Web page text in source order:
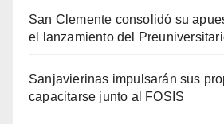
San Clemente consolidó su
el lanzamiento del
Sanjavierinas impulsarán sus
capacitarse junto al FOSIS